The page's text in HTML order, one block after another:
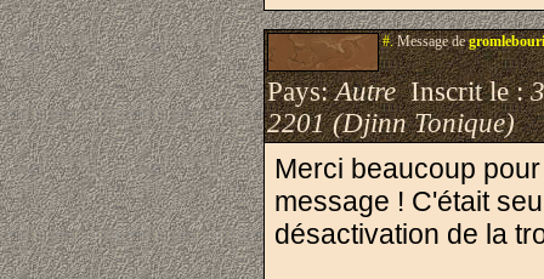
#.Message de
Pays:AutreInscrit le :
2201 (Djinn Tonique)
Merci beaucoup
message ! C'était
désactivation de la